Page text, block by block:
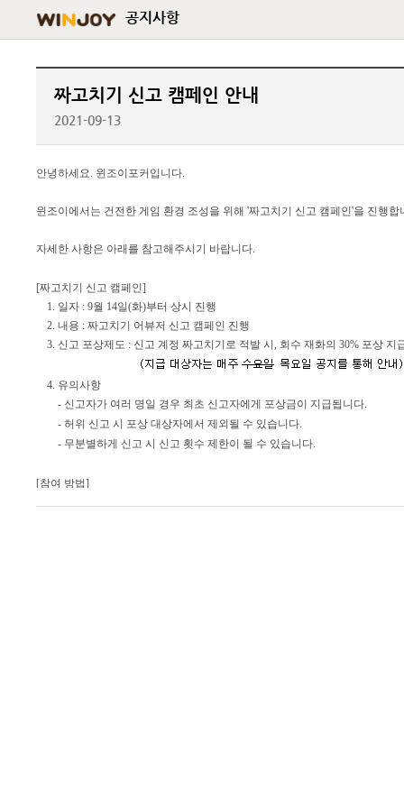
공지사항
짜고치기 신고 캠페인 안내
2021-09-13
안녕하세요. 윈조이포커입니다.
윈조이에서는 건전한 게임 환경 조성을 위해 '짜고치기 신고 캠페인'을 진행합
자세한 사항은 아래를 참고해주시기 바랍니다.
[짜고치기 신고 캠페인]
1. 일자 : 9월 14일(화)부터 상시 진행
2. 내용 : 짜고치기 어뷰저 신고 캠페인 진행
3. 신고 포상제도 : 신고 계정 짜고치기로 적발 시, 회수 재화의 30% 포상 지
4. 유의사항
- 신고자가 여러 명일 경우 최초 신고자에게 포상금이 지급됩니다.
- 허위 신고 시 포상 대상자에서 제외될 수 있습니다.
- 무분별하게 신고 시 신고 횟수 제한이 될 수 있습니다.
[참여 방법]
1. 게임 입장 후
버튼 또는 채팅창 우측 하단의 [신고] 버튼